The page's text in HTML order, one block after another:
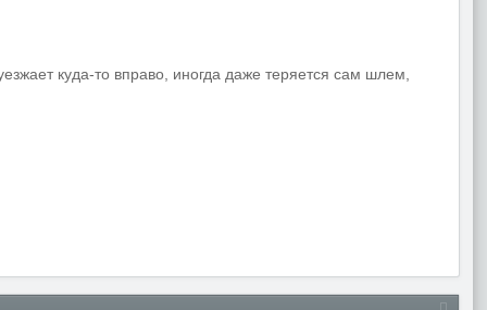
куда-то вправо, иногда даже теряется сам шлем,